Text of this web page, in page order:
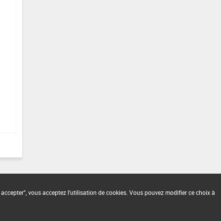
vous acceptez l'utilisation de cookies. Vous pouvez modifier ce choix à